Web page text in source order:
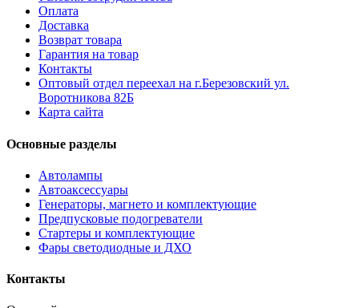
Оплата
Доставка
Возврат товара
Гарантия на товар
Контакты
Оптовый отдел переехал на г.Березовский ул.
Воротникова 82Б
Карта сайта
Основные разделы
Автолампы
Автоаксессуары
Генераторы, магнето и комплектующие
Предпусковые подогреватели
Стартеры и комплектующие
Фары светодиодные и ДХО
Контакты